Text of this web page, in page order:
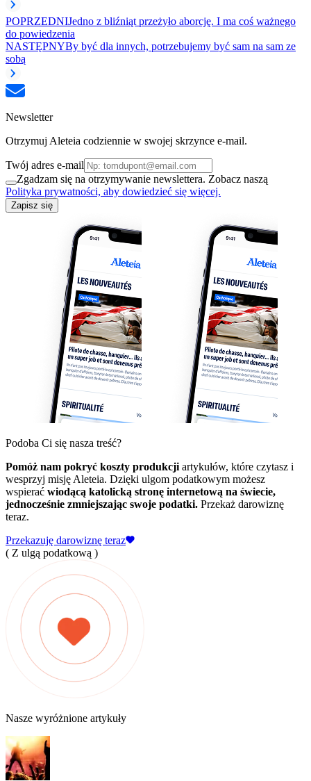
POPRZEDNIJedno z bliźniąt przeżyło aborcję. I ma coś ważnego
do powiedzenia
NASTĘPNYBy być dla innych, potrzebujemy być sam na sam ze
sobą
Newsletter
Otrzymuj Aleteia codziennie w swojej skrzynce e-mail.
Twój adres e-mail
Zgadzam się na otrzymywanie newslettera. Zobacz naszą
Polityka prywatności, aby dowiedzieć się więcej.
Zapisz się
Podoba Ci się nasza treść?
Pomóż nam pokryć koszty produkcji artykułów, które czytasz i
wesprzyj misję Aleteia. Dzięki ulgom podatkowym możesz
wspierać wiodącą katolicką stronę internetową na świecie,
jednocześnie zmniejszając swoje podatki. Przekaż darowiznę
teraz.
Przekazuję darowiznę teraz
( Z ulgą podatkową )
Nasze wyróżnione artykuły